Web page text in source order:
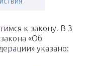
к закону. В 3
«Об
указано: